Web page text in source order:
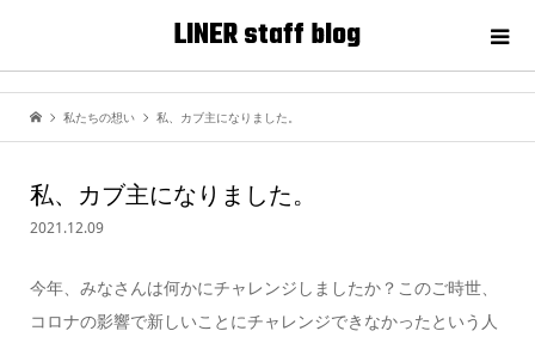
LINER staff blog
私たちの想い 私、カブ主になりました。
私、カブ主になりました。
2021.12.09
今年、みなさんは何かにチャレンジしましたか？このご時世、
コロナの影響で新しいことにチャレンジできなかったという人